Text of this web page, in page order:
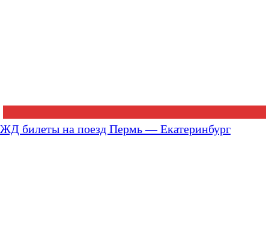
ЖД билеты на поезд Пермь — Екатеринбург